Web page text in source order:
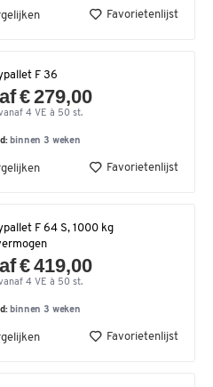
Favorietenlijst
F 36
€ 279,00
4 VE à 50 st.
binnen 3 weken
Favorietenlijst
F 64 S, 1000 kg
€ 419,00
4 VE à 50 st.
binnen 3 weken
Favorietenlijst